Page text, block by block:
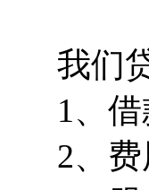
我们
1、
2、